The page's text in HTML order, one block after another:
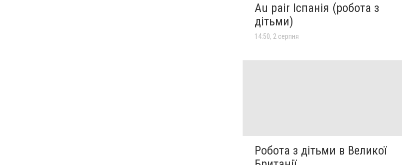
Au pair Іспанія (робота з
дітьми)
14:50, 2 серпня
Робота з дітьми в Великої